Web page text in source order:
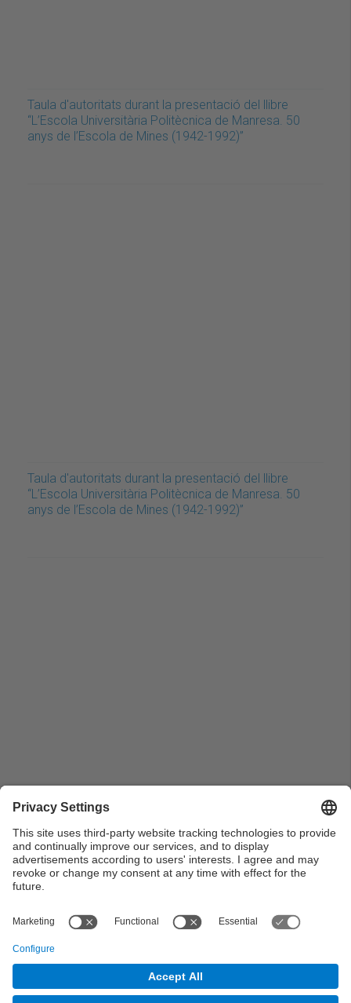
Taula d'autoritats durant la presentació del llibre
“L’Escola Universitària Politècnica de Manresa. 50
anys de l’Escola de Mines (1942-1992)”
Taula d'autoritats durant la presentació del llibre
“L’Escola Universitària Politècnica de Manresa. 50
anys de l’Escola de Mines (1942-1992)”
Pla general de la taula d'autoritats durant la
presentació del llibre “L’Escola Universitària
Politècnica de Manresa. 50 anys de l’Escola de Mines
View all